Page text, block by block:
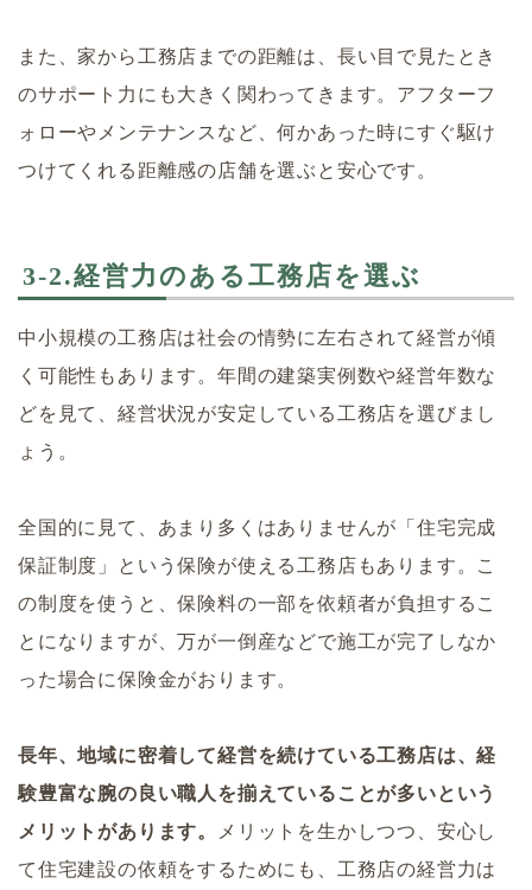
また、家から工務店までの距離は、長い目で見たとき
のサポート力にも大きく関わってきます。アフターフ
ォローやメンテナンスなど、何かあった時にすぐ駆け
つけてくれる距離感の店舗を選ぶと安心です。
3-2.経営力のある工務店を選ぶ
中小規模の工務店は社会の情勢に左右されて経営が傾
く可能性もあります。年間の建築実例数や経営年数な
どを見て、経営状況が安定している工務店を選びまし
ょう。
全国的に見て、あまり多くはありませんが「住宅完成
保証制度」という保険が使える工務店もあります。こ
の制度を使うと、保険料の一部を依頼者が負担するこ
とになりますが、万が一倒産などで施工が完了しなか
った場合に保険金がおります。
長年、地域に密着して経営を続けている工務店は、経
験豊富な腕の良い職人を揃えていることが多いという
メリットがあります。
メリットを生かしつつ、安心し
て住宅建設の依頼をするためにも、工務店の経営力は